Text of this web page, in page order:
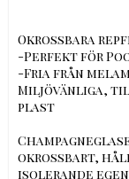
Okrossbara
-Perfekt för
-Fria från
Miljövänliga,
plast
okrossbart,
isolerande